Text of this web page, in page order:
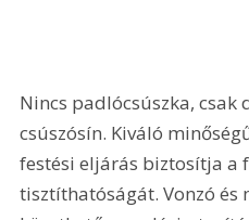
Nincs padlócsúszka,
csúszósín. Kiváló
festési eljárás biztosítja a
tisztíthatóságát. Vonzó és